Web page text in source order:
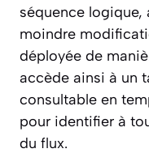
séquence logique,
moindre
déployée de
accède ainsi à un
consultable en
pour identifier à
du flux.